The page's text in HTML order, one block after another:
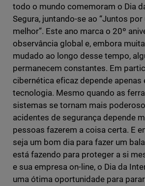
todo o mundo comemoram o Dia
Segura, juntando-se ao “Juntos
melhor”. Este ano marca o 20º
observância global e, embora
mudado ao longo desse tempo,
permanecem constantes. Em
cibernética eficaz depende apenas
tecnologia. Mesmo quando as
sistemas se tornam mais
acidentes de segurança depende
pessoas fazerem a coisa certa. E
seja um bom dia para fazer um
está fazendo para proteger a si
e sua empresa on-line, o Dia da
uma ótima oportunidade para